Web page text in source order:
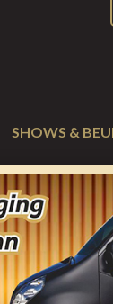
SHOWS &